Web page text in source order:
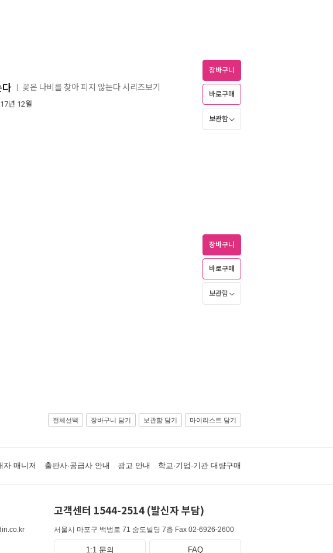
다 꽃은 나비를 찾아 피지 않는다 시리즈보기
년 12월
장바구니
바로구매
보관함
장바구니
바로구매
보관함
전체선택 장바구니 담기 보관함 담기 마이리스트 담기
자 매니저 출판사·공급사 안내 광고 안내 학교·기업·기관 대량구매
고객센터 1544-2514 (발신자 부담)
서울시 마포구 백범로 71 숨도빌딩 7층 Fax 02-6926-2600
1:1 문의 FAQ